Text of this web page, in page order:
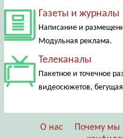
Газеты и журналы
Написание и
Модульная реклама.
Телеканалы
Пакетное и точечное
видеосюжетов, бегущая
О нас Почему мы